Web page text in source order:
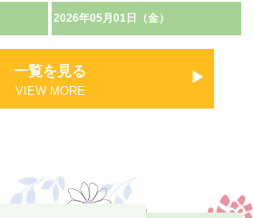
2026年05月01日（金）
一覧を見る
VIEW MORE